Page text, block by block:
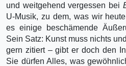
und weitgehend vergessen bei
U-Musik, zu dem, was wir
es einige beschämende
Sein Satz: Kunst muss nichts
gern zitiert – gibt er doch den
Sie dürfen Alles, was